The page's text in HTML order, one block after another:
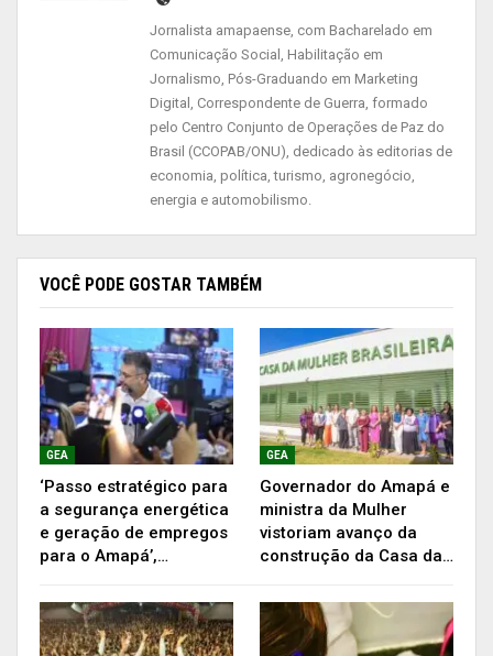
de trabalhadores e famílias em situação de
vulnerabilidade, por isso continuamos com o
cronograma de entregas e ainda vamos continuar
até as comunidades mais distantes”, ressaltou.
A Vila do Maruanum é formada por pouco mais
de 100 famílias, sendo a produção de farinha a
Raimundo Pereira dos Santos, 44 anos,
representante da Associação dos Moradores
Produtores Rurais Remanescentes do Quilombo
Carmo do Maruanum, afirma que a cesta vem em
boa hora.
“Temos famílias que não são empregadas e que
no momento estão sem nenhuma fonte de renda.
Essa cesta, desse tamanho, custa caro e com
Com arroz, feijão, óleo, leite em pó, macarrão,
Jornalista amapaense, com Bacharelado em
Comunicação Social, Habilitação em
Jornalismo, Pós-Graduando em Marketing
Digital, Correspondente de Guerra, formado
pelo Centro Conjunto de Operações de Paz do
Brasil (CCOPAB/ONU), dedicado às editorias de
economia, política, turismo, agronegócio,
energia e automobilismo.
VOCÊ PODE GOSTAR TAMBÉM
GEA
‘Passo estratégico para
a segurança energética
e geração de empregos
para o Amapá’,…
GEA
Governador do Amapá e
ministra da Mulher
vistoriam avanço da
construção da Casa da…